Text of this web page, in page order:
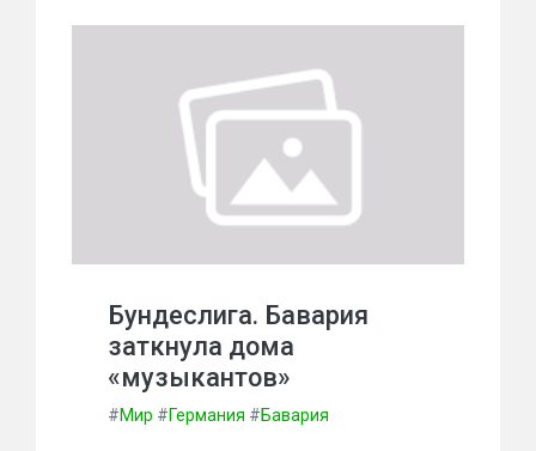
Бундеслига. Бавария
заткнула дома
«музыкантов»
#Мир #Германия #Бавария